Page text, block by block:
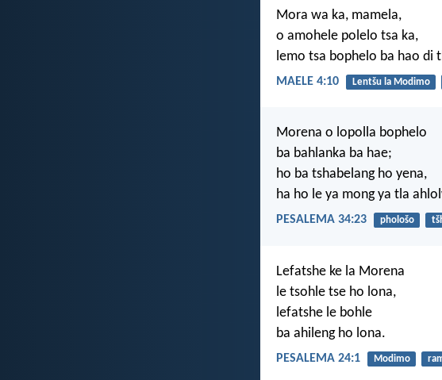
Mora wa ka, mamela,
o amohele polelo tsa ka,
lemo tsa bophelo ba hao di
MAELE 4:10 Lentšu la Modimo
Morena o lopolla bophelo
ba bahlanka ba hae;
ho ba tshabelang ho yena,
ha ho le ya mong ya tla
PESALEMA 34:23 phološo
Lefatshe ke la Morena
le tsohle tse ho lona,
lefatshe le bohle
ba ahileng ho lona.
PESALEMA 24:1 Modimo